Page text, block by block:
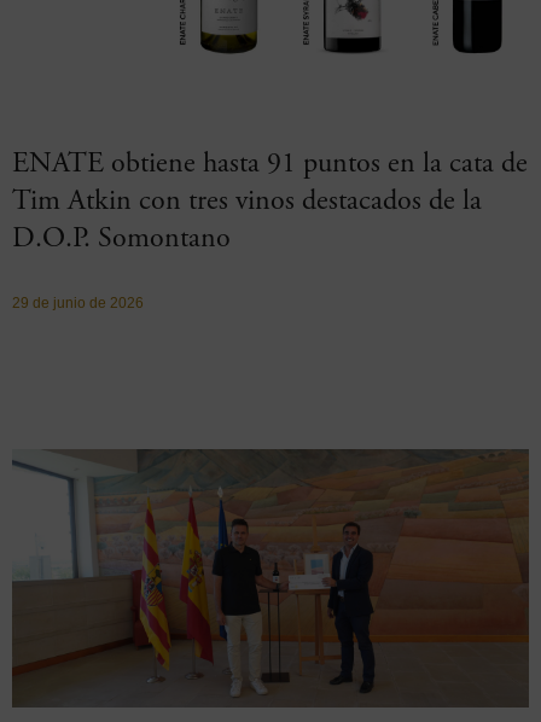
ENATE obtiene hasta 91 puntos en la cata de
Tim Atkin con tres vinos destacados de la
D.O.P. Somontano
29 de junio de 2026